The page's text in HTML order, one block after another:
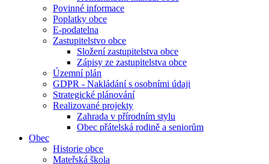
Povinné informace
Poplatky obce
E-podatelna
Zastupitelstvo obce
Složení zastupitelstva obce
Zápisy ze zastupitelstva obce
Územní plán
GDPR - Nakládání s osobními údaji
Strategické plánování
Realizované projekty
Zahrada v přírodním stylu
Obec přátelská rodině a seniorům
Obec
Historie obce
Mateřská škola